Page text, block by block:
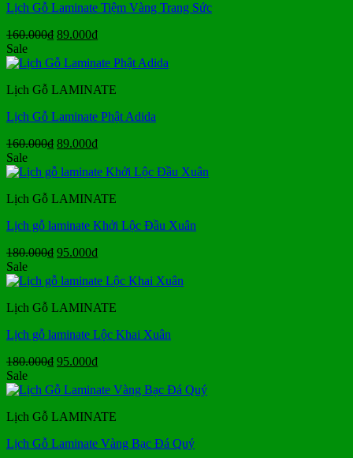
Lịch Gỗ Laminate Tiệm Vàng Trang Sức
160.000₫ Giá
là:
89.000₫Giá
tại
89.000₫.
Sale
Lịch Gỗ LAMINATE
Lịch Gỗ Laminate Phật Adida
160.000₫ Giá
là:
89.000₫Giá
tại
89.000₫.
Sale
Lịch Gỗ LAMINATE
Lịch gỗ laminate Khởi Lộc Đầu Xuân
180.000₫ Giá
là:
95.000₫Giá
tại
95.000₫.
Sale
Lịch Gỗ LAMINATE
Lịch gỗ laminate Lộc Khai Xuân
180.000₫ Giá
là:
95.000₫Giá
tại
95.000₫.
Sale
Lịch Gỗ LAMINATE
Lịch Gỗ Laminate Vàng Bạc Đá Quý